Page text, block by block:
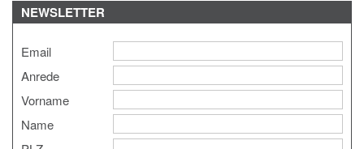
NEWSLETTER
Email
Anrede
Vorname
Name